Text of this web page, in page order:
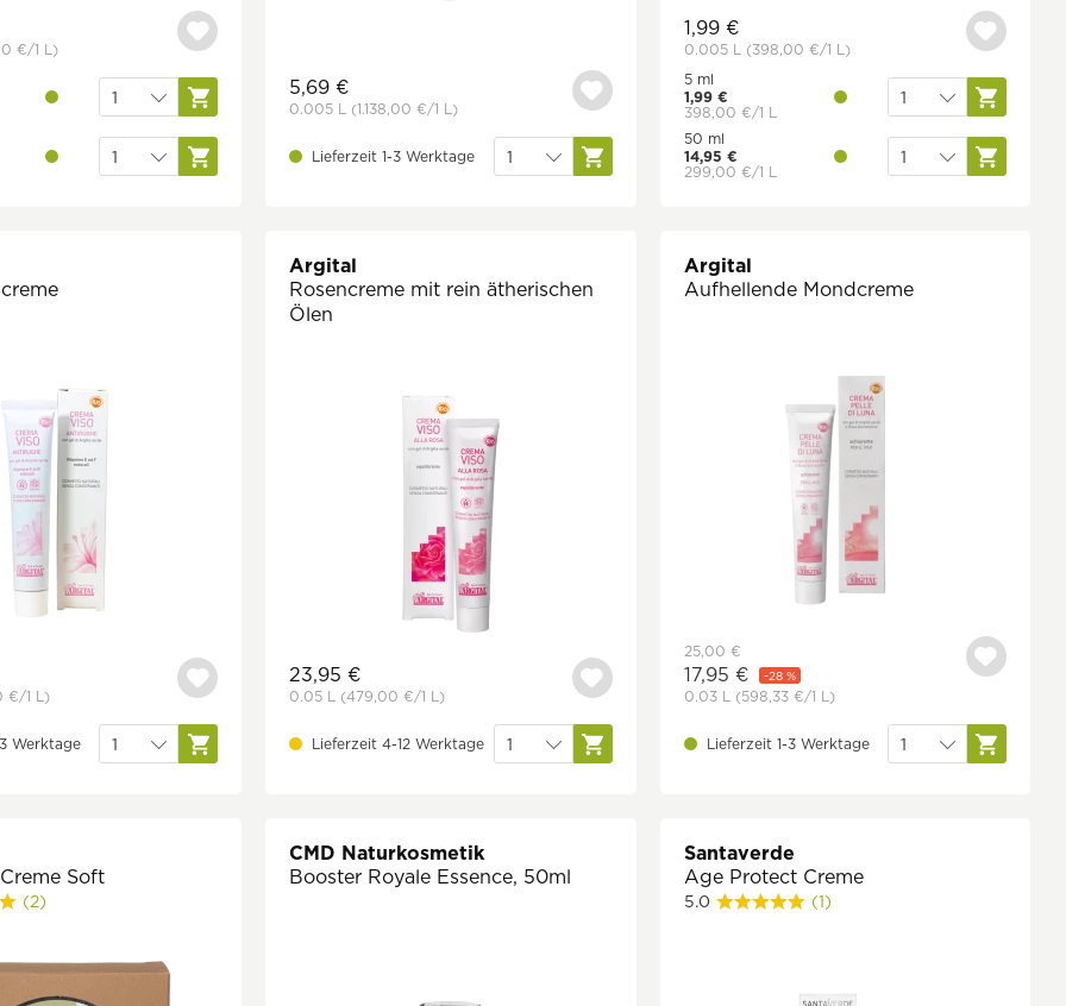
€/1 L)
5,69 €
0.005 L (1.138,00 €/1 L)
Lieferzeit 1-3 Werktage
1,99 €
0.005 L (398,00 €/1 L)
5 ml
1,99 €
398,00 €/1 L
50 ml
14,95 €
299,00 €/1 L
€/1 L)
Werktage
Argital
Rosencreme mit rein ätherischen
Ölen
23,95 €
0.05 L (479,00 €/1 L)
Lieferzeit 4-12 Werktage
Argital
Aufhellende Mondcreme
25,00 €
17,95 € -28 %
0.03 L (598,33 €/1 L)
Lieferzeit 1-3 Werktage
Soft
(2)
CMD Naturkosmetik
Booster Royale Essence, 50ml
Santaverde
Age Protect Creme
5.0 (1)